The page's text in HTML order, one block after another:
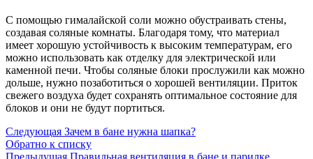
С помощью гималайской соли можно обустраивать стены,
создавая соляные комнаты. Благодаря тому, что материал
имеет хорошую устойчивость к высоким температурам, его
можно использовать как отделку для электрической или
каменной печи. Чтобы соляные блоки прослужили как можно
дольше, нужно позаботиться о хорошей вентиляции. Приток
свежего воздуха будет сохранять оптимальное состояние для
блоков и они не будут портиться.
Следующая Зачем в бане нужна шапка?
Обратно к списку
Предыдущая Правильная вентиляция в бане и парилке